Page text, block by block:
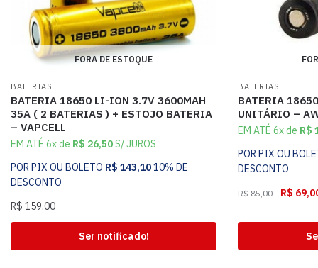
FORA DE ESTOQUE
BATERIAS
BATERIA 18650 LI-ION 3.7V 3600MAH
35A ( 2 BATERIAS ) + ESTOJO BATERIA
– VAPCELL
EM ATÉ 6x de R$ 26,50S/ JUROS
POR PIX OU BOLETO R$ 143,1010% DE
DESCONTO
R$ 159,00
Ser notificado!
BATERIAS
BATERIA
UNITÁRIO –
EM ATÉ 6x de R$
POR PIX OU
DESCONTO
R$85,00 R$